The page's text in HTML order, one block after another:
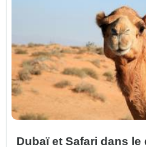
Dubaï et Safari dans le